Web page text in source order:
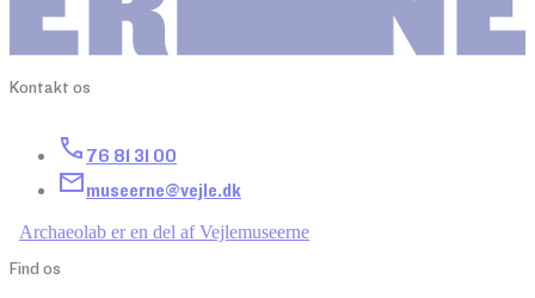
Kontakt os
76 81 31 00
museerne@vejle.dk
Archaeolab er en del af Vejlemuseerne
Find os